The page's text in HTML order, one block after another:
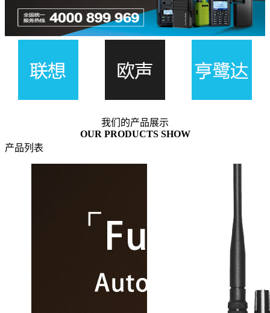
我们的产品展示
OUR PRODUCTS SHOW
产品列表